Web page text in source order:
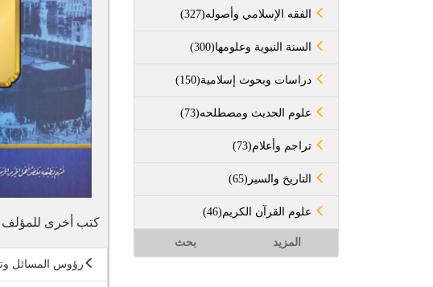
كتب أخرى للمؤلف
رؤوس المسائل
بحث المزيد